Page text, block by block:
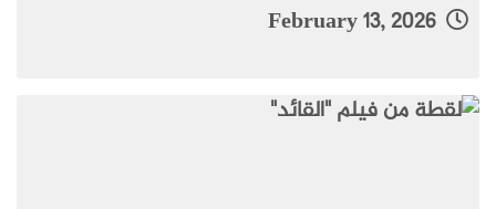
February 13, 2026